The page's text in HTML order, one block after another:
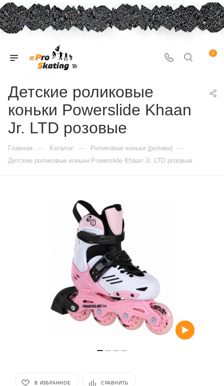
0
Детские роликовые
коньки Powerslide Khaan
Jr. LTD розовые
Главная — Каталог — Роликовые коньки (ролики) —
Детские роликовые коньки Powerslide Khaan Jr. LTD розовые
В ИЗБРАННОЕ СРАВНИТЬ